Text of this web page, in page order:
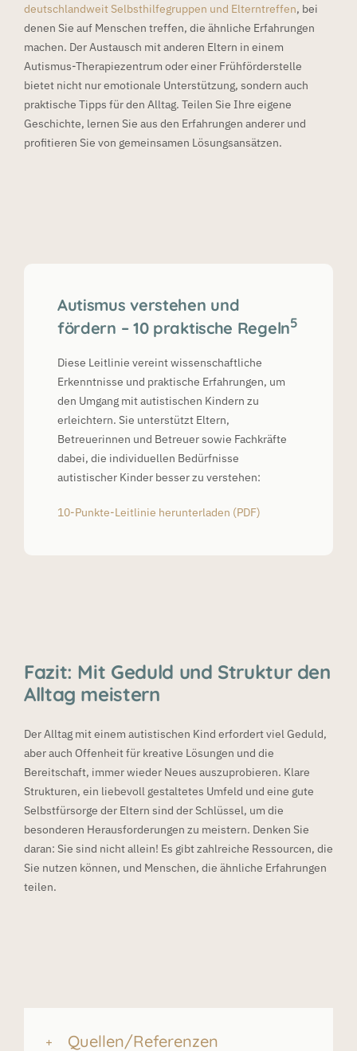
deutschlandweit Selbsthilfegruppen und Elterntreffen, bei
denen Sie auf Menschen treffen, die ähnliche Erfahrungen
machen. Der Austausch mit anderen Eltern in einem
Autismus-Therapiezentrum oder einer Frühförderstelle
bietet nicht nur emotionale Unterstützung, sondern auch
praktische Tipps für den Alltag. Teilen Sie Ihre eigene
Geschichte, lernen Sie aus den Erfahrungen anderer und
profitieren Sie von gemeinsamen Lösungsansätzen.
Autismus verstehen und
fördern – 10 praktische Regeln5
Diese Leitlinie vereint wissenschaftliche
Erkenntnisse und praktische Erfahrungen, um
den Umgang mit autistischen Kindern zu
erleichtern. Sie unterstützt Eltern,
Betreuerinnen und Betreuer sowie Fachkräfte
dabei, die individuellen Bedürfnisse
autistischer Kinder besser zu verstehen:
10-Punkte-Leitlinie herunterladen (PDF)
Fazit: Mit Geduld und Struktur den
Alltag meistern
Der Alltag mit einem autistischen Kind erfordert viel Geduld,
aber auch Offenheit für kreative Lösungen und die
Bereitschaft, immer wieder Neues auszuprobieren. Klare
Strukturen, ein liebevoll gestaltetes Umfeld und eine gute
Selbstfürsorge der Eltern sind der Schlüssel, um die
besonderen Herausforderungen zu meistern. Denken Sie
daran: Sie sind nicht allein! Es gibt zahlreiche Ressourcen, die
Sie nutzen können, und Menschen, die ähnliche Erfahrungen
teilen.
Quellen/Referenzen